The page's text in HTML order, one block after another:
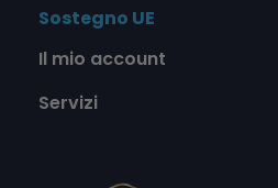
Sostegno UE
Il mio account
Servizi